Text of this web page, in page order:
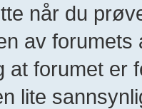
når du
av
at forumet er
lite